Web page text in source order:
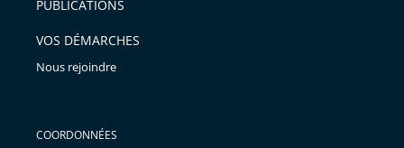
avant
PUBLICATIONS
VOS DÉMARCHES
Nous rejoindre
COORDONNÉES